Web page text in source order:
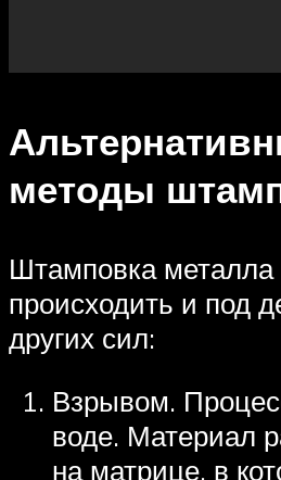
методы
Штамповка
происходить и под
других сил:
Взрывом.
воде. Материал
на матрице, в